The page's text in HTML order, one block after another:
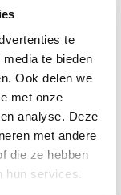
te
te bieden
Ook delen we
met onze
analyse. Deze
met andere
die ze hebben
hun services.